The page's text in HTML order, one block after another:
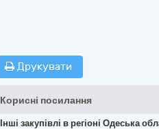
Друкувати
Корисні посилання
Інші закупівлі в регіоні Одеська